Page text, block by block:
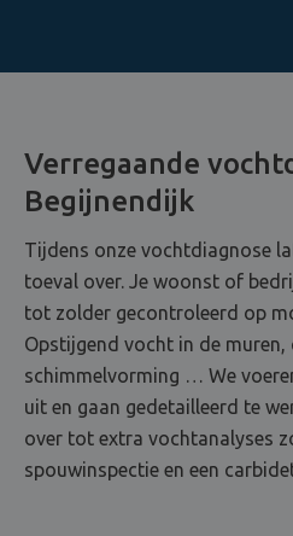
Verregaande
Begijnendijk
Tijdens onze vochtdiagnose
toeval over. Je woonst of
tot zolder gecontroleerd op
Opstijgend vocht in de muren,
schimmelvorming … We
uit en gaan gedetailleerd te
over tot extra vochtanalyses
spouwinspectie en een